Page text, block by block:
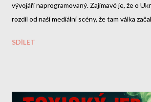
vývojáři naprogramovaný. Zajímavé je, že o
rozdíl od naší mediální scény, že tam válka
Zde je celý přepis naší debaty. Mé otázky a
SDÍLET